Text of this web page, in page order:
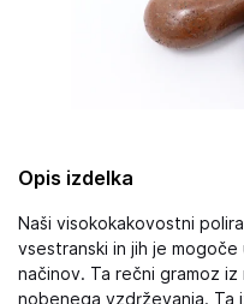
Opis izdelka
Naši visokokakovostni
vsestranski in jih je
načinov. Ta rečni gramoz
nobenega vzdrževanja. Ta